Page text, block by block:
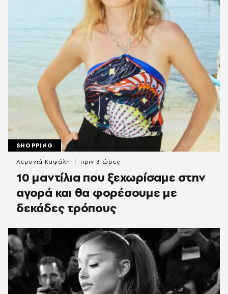
SHOPPING
10 μαντίλια που ξεχωρίσαμε στην
αγορά και θα φορέσουμε με
δεκάδες τρόπους
Λεμονιά Καψάλη πριν 3 ώρες